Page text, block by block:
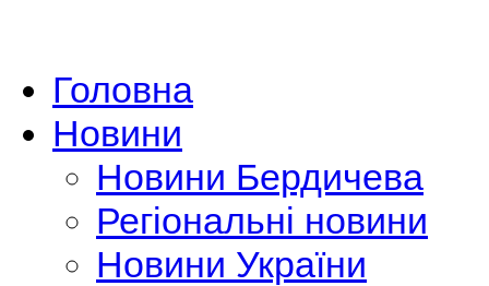
Головна
Новини
Новини Бердичева
Регіональні новини
Новини України